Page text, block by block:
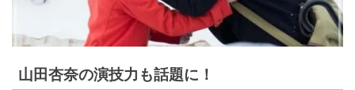
山田杏奈の演技力も話題に！